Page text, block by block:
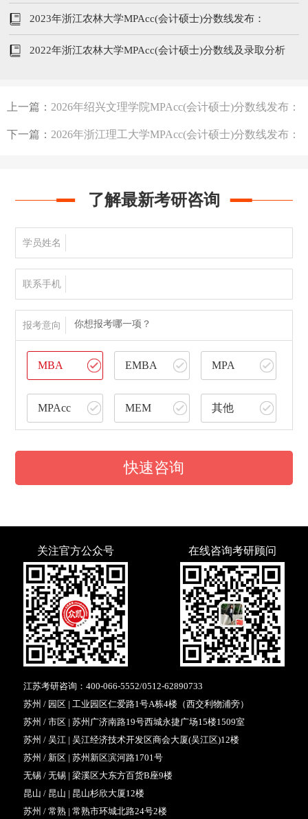
201/104/52
2023年浙江农林大学MPAcc(会计硕士)分数线发布：
225/102/51
2022年浙江农林大学MPAcc(会计硕士)分数线及录取分析
上一篇： 2026年绍兴文理学院MPAcc(会计硕士)分数线发布：
199/102/51
下一篇： 2026年浙江理工大学MPAcc(会计硕士)分数线发布：
了解最新考研咨询
学员姓名
联系手机
报考意向 你想报考哪一项？
MBA EMBA MPA
MPAcc MEM 其他
快速咨询
关注官方公众号 在线咨询考研顾问
江苏考研咨询： 400-066-5552/0512-62890733
苏州 / 园区 | 工业园区仁爱路1号A栋4楼（西交利物浦旁）
苏州 / 市区 | 苏州广济南路19号西城永捷广场15楼1509室
苏州 / 吴江 | 吴江经济技术开发区商会大厦(吴江区)12楼
苏州 / 新区 | 苏州新区滨河路1701号
无锡 / 无锡 | 梁溪区大东方百货B座9楼
昆山 / 昆山 | 昆山杉欣大厦12楼
苏州 / 常熟 | 常熟市环城北路24号2楼